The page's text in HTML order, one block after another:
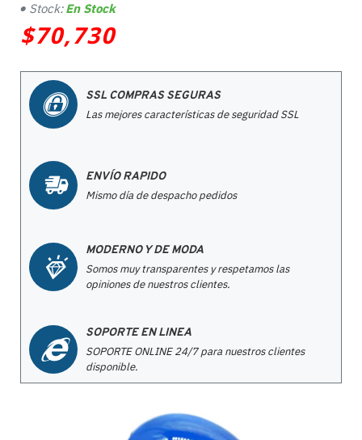
$70,730
Stock: En Stock
SSL COMPRAS SEGURAS
Las mejores características de seguridad SSL
ENVÍO RAPIDO
Mismo día de despacho pedidos
MODERNO Y DE MODA
Somos muy transparentes y respetamos las
opiniones de nuestros clientes.
SOPORTE EN LINEA
SOPORTE ONLINE 24/7 para nuestros clientes
disponible.